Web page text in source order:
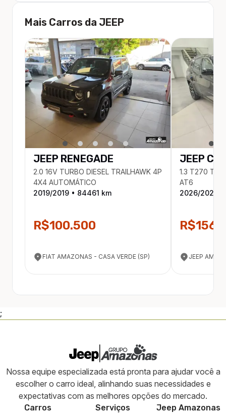
Mais Carros da JEEP
JEEP RENEGADE
2.0 16V TURBO DIESEL TRAILHAWK 4P
4X4 AUTOMÁTICO
2019/2019 • 84461 km
R$100.500
FIAT AMAZONAS - CASA VERDE (SP)
JEEP
1.3 T270
AT6
2026/2026
JEEP
;
Nossa equipe especializada está pronta para ajudar você a
escolher o carro ideal, alinhando suas necessidades e
expectativas com as melhores opções do mercado.
Carros Serviços Jeep Amazonas